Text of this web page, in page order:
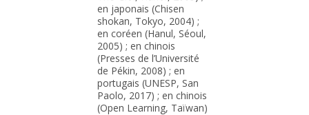
en japonais (Chisen
shokan, Tokyo, 2004) ;
en coréen (Hanul, Séoul,
2005) ; en chinois
(Presses de l’Université
de Pékin, 2008) ; en
portugais (UNESP, San
Paolo, 2017) ; en chinois
(Open Learning, Taïwan)